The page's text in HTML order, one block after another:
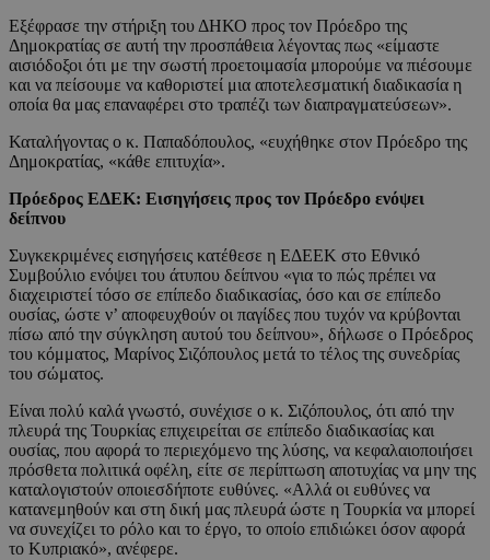
Εξέφρασε την στήριξη του ΔΗΚΟ προς τον Πρόεδρο της
Δημοκρατίας σε αυτή την προσπάθεια λέγοντας πως «είμαστε
αισιόδοξοι ότι με την σωστή προετοιμασία μπορούμε να πιέσουμε
και να πείσουμε να καθοριστεί μια αποτελεσματική διαδικασία η
οποία θα μας επαναφέρει στο τραπέζι των διαπραγματεύσεων».
Καταλήγοντας ο κ. Παπαδόπουλος, «ευχήθηκε στον Πρόεδρο της
Δημοκρατίας, «κάθε επιτυχία».
Πρόεδρος ΕΔΕΚ: Εισηγήσεις προς τον Πρόεδρο ενόψει
δείπνου
Συγκεκριμένες εισηγήσεις κατέθεσε η ΕΔΕΕΚ στο Εθνικό
Συμβούλιο ενόψει του άτυπου δείπνου «για το πώς πρέπει να
διαχειριστεί τόσο σε επίπεδο διαδικασίας, όσο και σε επίπεδο
ουσίας, ώστε ν’ αποφευχθούν οι παγίδες που τυχόν να κρύβονται
πίσω από την σύγκληση αυτού του δείπνου», δήλωσε ο Πρόεδρος
του κόμματος, Μαρίνος Σιζόπουλος μετά το τέλος της συνεδρίας
του σώματος.
Είναι πολύ καλά γνωστό, συνέχισε ο κ. Σιζόπουλος, ότι από την
πλευρά της Τουρκίας επιχειρείται σε επίπεδο διαδικασίας και
ουσίας, που αφορά το περιεχόμενο της λύσης, να κεφαλαιοποιήσει
πρόσθετα πολιτικά οφέλη, είτε σε περίπτωση αποτυχίας να μην της
καταλογιστούν οποιεσδήποτε ευθύνες. «Αλλά οι ευθύνες να
κατανεμηθούν και στη δική μας πλευρά ώστε η Τουρκία να μπορεί
να συνεχίζει το ρόλο και το έργο, το οποίο επιδιώκει όσον αφορά
το Κυπριακό», ανέφερε.